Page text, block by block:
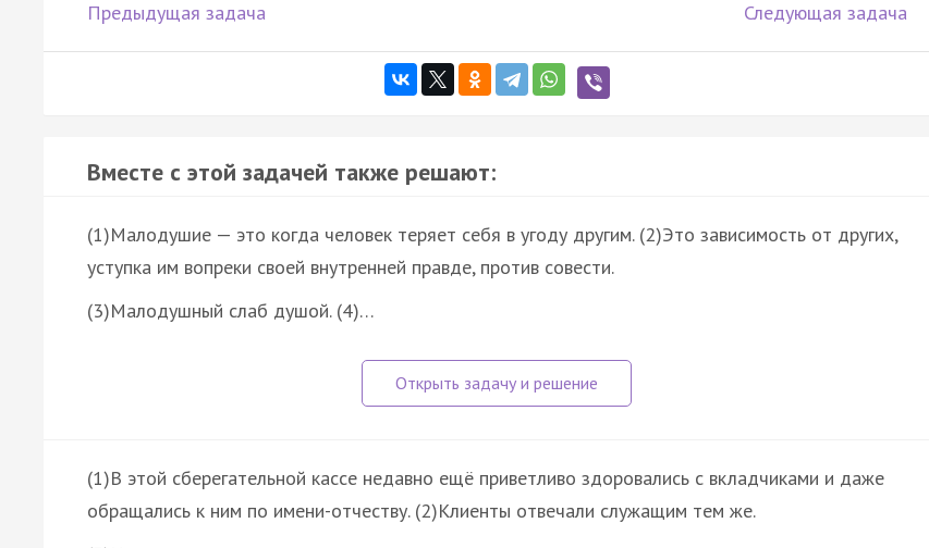
Предыдущая задача Следующая задача
Вместе с этой задачей также решают:
(1)Малодушие — это когда человек теряет себя в угоду другим. (2)Это зависимость от других,
уступка им вопреки своей внутренней правде, против совести.
(3)Малодушный слаб душой. (4)…
(1)В этой сберегательной кассе недавно ещё приветливо здоровались с вкладчиками и даже
обращались к ним по имени-отчеству. (2)Клиенты отвечали служащим тем же.